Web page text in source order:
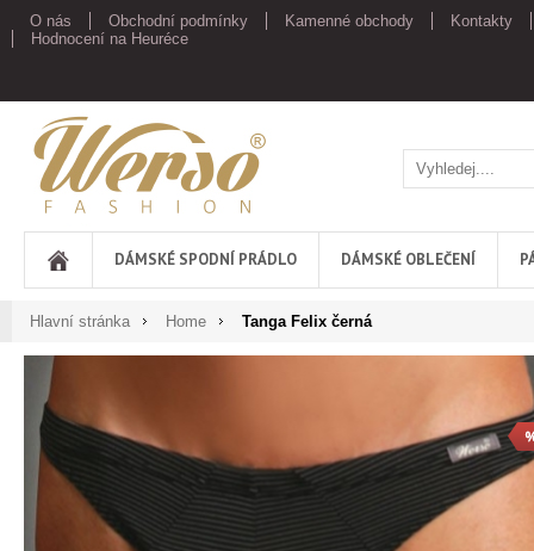
O nás Obchodní podmínky Kamenné obchody
Kontakty
Hodnocení na Heuréce
Werso
DÁMSKÉ SPODNÍ PRÁDLO DÁMSKÉ OBLEČENÍ
Hlavní stránka Home Tanga Felix černá